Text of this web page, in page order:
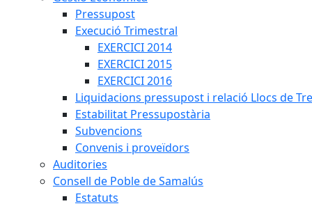
Pressupost
Execució Trimestral
EXERCICI 2014
EXERCICI 2015
EXERCICI 2016
Liquidacions pressupost i relació Llocs de
Estabilitat Pressupostària
Subvencions
Convenis i proveïdors
Auditories
Consell de Poble de Samalús
Estatuts